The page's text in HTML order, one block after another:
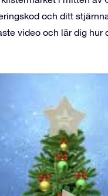
och ditt
video och lär dig